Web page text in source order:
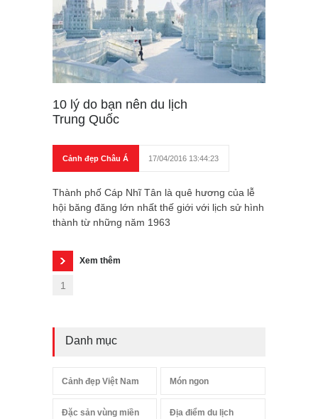
10 lý do bạn nên du lịch
Trung Quốc
Cảnh đẹp Châu Á 17/04/2016 13:44:23
Thành phố Cáp Nhĩ Tân là quê hương của lễ
hội băng đăng lớn nhất thế giới với lịch sử hình
thành từ những năm 1963
Xem thêm
1
Danh mục
Cảnh đẹp Việt Nam Món ngon
Đặc sản vùng miền Địa điểm du lịch